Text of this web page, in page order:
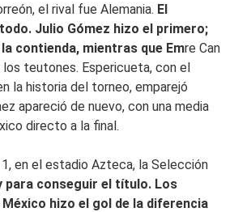
el rival fue Alemania. El
Julio Gómez hizo el primero;
contienda, mientras que Emre Can
los teutones. Espericueta, con el
la historia del torneo, emparejó
apareció de nuevo, con una media
directo a la final.
en el estadio Azteca, la Selección
para conseguir el título. Los
hizo el gol de la diferencia